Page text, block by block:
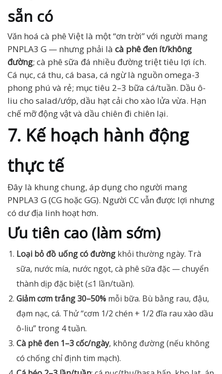
sẵn có
Văn hoá cà phê Việt là một “ơn trời” với người mang
PNPLA3 G — nhưng phải là cà phê đen ít/không
đường; cà phê sữa đá nhiều đường triệt tiêu lợi ích.
Cá nục, cá thu, cá basa, cá ngừ là nguồn omega-3
phong phú và rẻ; mục tiêu 2–3 bữa cá/tuần. Dầu ô-
liu cho salad/ướp, dầu hạt cải cho xào lửa vừa. Hạn
chế mỡ động vật và dầu chiên đi chiên lại.
7. Kế hoạch hành động
thực tế
Đây là khung chung, áp dụng cho người mang
PNPLA3 G (CG hoặc GG). Người CC vẫn được lợi nhưng
có dư địa linh hoạt hơn.
Ưu tiên cao (làm sớm)
Loại bỏ đồ uống có đường khỏi thường ngày. Trà
sữa, nước mía, nước ngọt, cà phê sữa đặc — chuyển
thành dịp đặc biệt (≤1 lần/tuần).
Giảm cơm trắng 30–50% mỗi bữa. Bù bằng rau, đậu,
đạm nạc, cá. Thử “cơm 1/2 chén + 1/2 đĩa rau xào dầu
ô-liu” trong 4 tuần.
Cà phê đen 1–3 cốc/ngày, không đường (nếu không
có chống chỉ định tim mạch).